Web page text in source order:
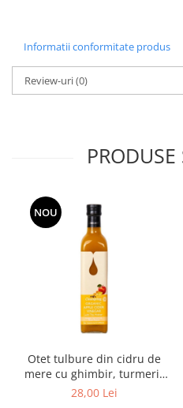
Informatii conformitate produs
Review-uri(0)
NOU
Otet tulbure din cidru de
mere cu ghimbir, turmeric
si piper negru Eco 500ml
28,00 Lei